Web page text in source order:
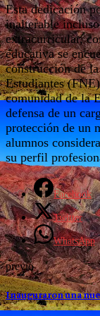
Esta dedicación
inalterable
extracurricular,
educativa se
construcción de
Estudiantes
comunidad de la
defensa de un
protección de un
alumnos
su perfil
Facebook
Twitter
WhatsApp
previo
Inauguraron una